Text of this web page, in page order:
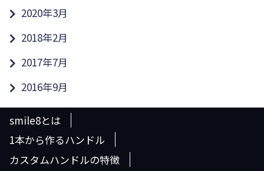
2020年3月
2018年2月
2017年7月
2016年9月
smile8とは
1本から作るハンドル
カスタムハンドルの特徴